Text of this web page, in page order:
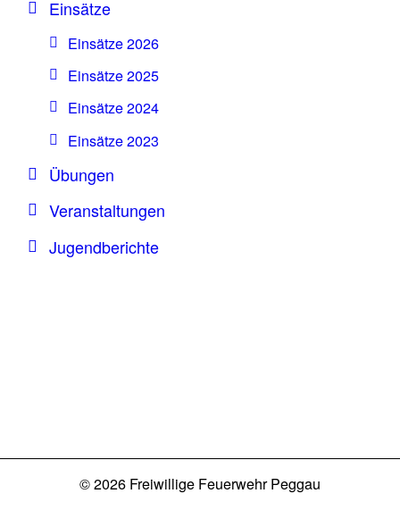
Einsätze
Einsätze 2026
Einsätze 2025
Einsätze 2024
Einsätze 2023
Übungen
Veranstaltungen
Jugendberichte
© 2026 Freiwillige Feuerwehr Peggau